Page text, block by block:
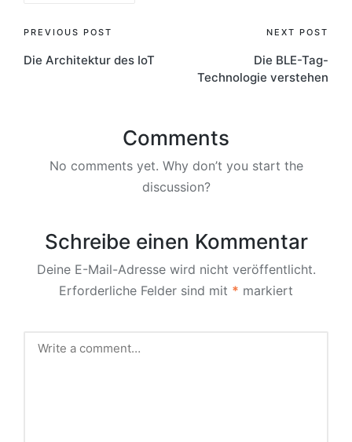
Post
navigation
PREVIOUS POST
Die Architektur des IoT
NEXT POST
Die BLE-Tag-
Technologie verstehen
Comments
No comments yet. Why don’t you start the
discussion?
Schreibe einen Kommentar
Deine E-Mail-Adresse wird nicht veröffentlicht.
Erforderliche Felder sind mit * markiert